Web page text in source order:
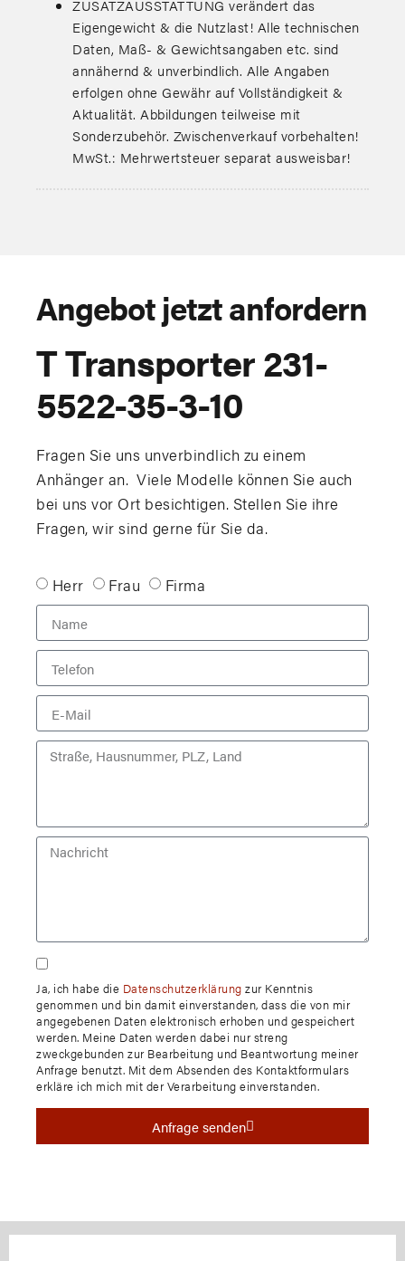
ZUSATZAUSSTATTUNG verändert das
Eigengewicht & die Nutzlast! Alle technischen
Daten, Maß- & Gewichtsangaben etc. sind
annähernd & unverbindlich. Alle Angaben
erfolgen ohne Gewähr auf Vollständigkeit &
Aktualität. Abbildungen teilweise mit
Sonderzubehör. Zwischenverkauf vorbehalten!
MwSt.: Mehrwertsteuer separat ausweisbar!
Angebot jetzt anfordern
T Transporter 231-
5522-35-3-10
Fragen Sie uns unverbindlich zu einem
Anhänger an. Viele Modelle können Sie auch
bei uns vor Ort besichtigen. Stellen Sie ihre
Fragen, wir sind gerne für Sie da.
Herr Frau Firma
Ja, ich habe die Datenschutzerklärung zur Kenntnis
genommen und bin damit einverstanden, dass die von mir
angegebenen Daten elektronisch erhoben und gespeichert
werden. Meine Daten werden dabei nur streng
zweckgebunden zur Bearbeitung und Beantwortung meiner
Anfrage benutzt. Mit dem Absenden des Kontaktformulars
erkläre ich mich mit der Verarbeitung einverstanden.
Anfrage senden